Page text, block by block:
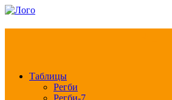
Таблицы
Регби
Регби-7